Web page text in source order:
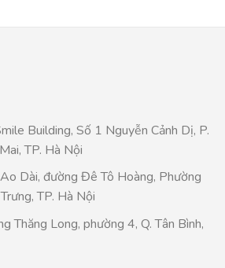
Building, Số 1 Nguyễn Cảnh Dị, P.
TP. Hà Nội
Dài, đường Đê Tô Hoàng, Phường
TP. Hà Nội
Thăng Long, phường 4, Q. Tân Bình,